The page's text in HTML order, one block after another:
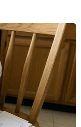
đang giao
giảm 2
43,29 triệu
SJC tại Công
60.000 đồng
công bố tỷ giá